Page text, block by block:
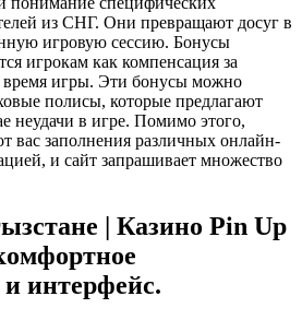
из СНГ. Они превращают досуг в
игровую сессию. Бонусы
игрокам как компенсация за
игры. Эти бонусы можно
полисы, которые предлагают
неудачи в игре. Помимо этого,
вас заполнения различных онлайн-
и сайт запрашивает множество
| Казино Pin Up
и интерфейс.